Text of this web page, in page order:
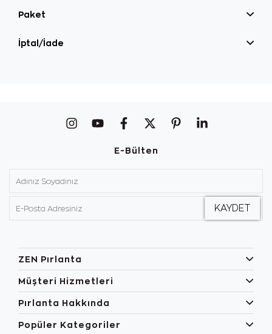
Paket
İptal/İade
E-Bülten
ZEN Pırlanta
Müşteri Hizmetleri
Pırlanta Hakkında
Popüler Kategoriler